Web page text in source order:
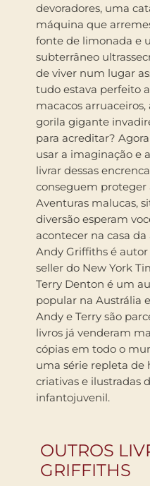
devoradores, uma
máquina que
fonte de limonada e
subterrâneo
de viver num lugar
tudo estava perfeito
macacos
gorila gigante
para acreditar?
usar a imaginação e
livrar dessas
conseguem proteger
Aventuras malucas,
diversão esperam
acontecer na casa da
Andy Griffiths é
seller do New York
Terry Denton é um
popular na Austrália
Andy e Terry são
livros já venderam
cópias em todo o
uma série repleta de
criativas e ilustradas
infantojuvenil.
OUTROS
GRIFFITHS